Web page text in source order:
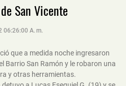
San Vicente
A. M.
que a medida noche ingresaron
Barrio San Ramón y le robaron una
y otras herramientas.